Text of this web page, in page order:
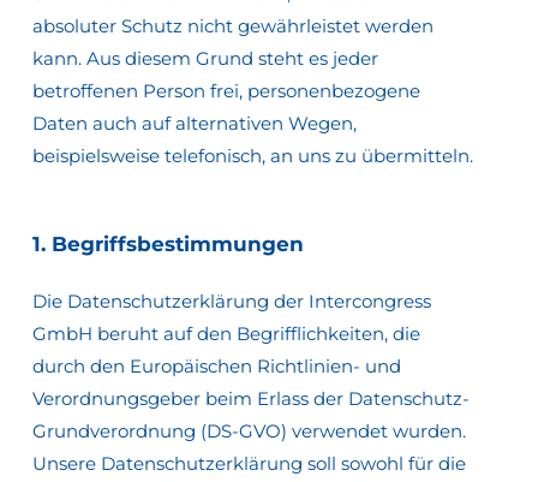
absoluter Schutz nicht gewährleistet werden
kann. Aus diesem Grund steht es jeder
betroffenen Person frei, personenbezogene
Daten auch auf alternativen Wegen,
beispielsweise telefonisch, an uns zu übermitteln.
1. Begriffsbestimmungen
Die Datenschutzerklärung der Intercongress
GmbH beruht auf den Begrifflichkeiten, die
durch den Europäischen Richtlinien- und
Verordnungsgeber beim Erlass der Datenschutz-
Grundverordnung (DS-GVO) verwendet wurden.
Unsere Datenschutzerklärung soll sowohl für die